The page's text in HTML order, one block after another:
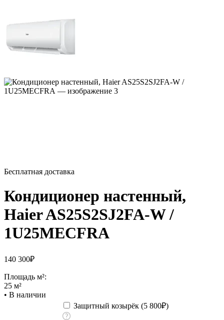
Бесплатная доставка
Кондиционер настенный,
Haier AS25S2SJ2FA-W /
1U25MECFRA
140 300₽
Площадь м²:
25 м²
• В наличии
Защитный козырёк (5 800₽)